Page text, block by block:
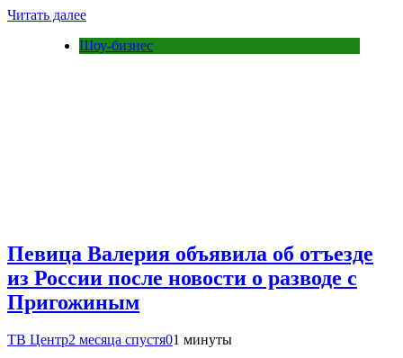
Читать далее
Шоу-бизнес
Певица Валерия объявила об отъезде
из России после новости о разводе с
Пригожиным
ТВ Центр2 месяца спустя01 минуты